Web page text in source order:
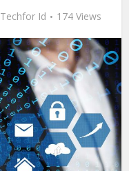
Techfor Id 174 Views